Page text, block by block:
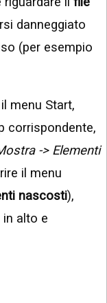
danneggiato
(per esempio
menu Start,
corrispondente,
-> Elementi
il menu
nascosti),
in alto e